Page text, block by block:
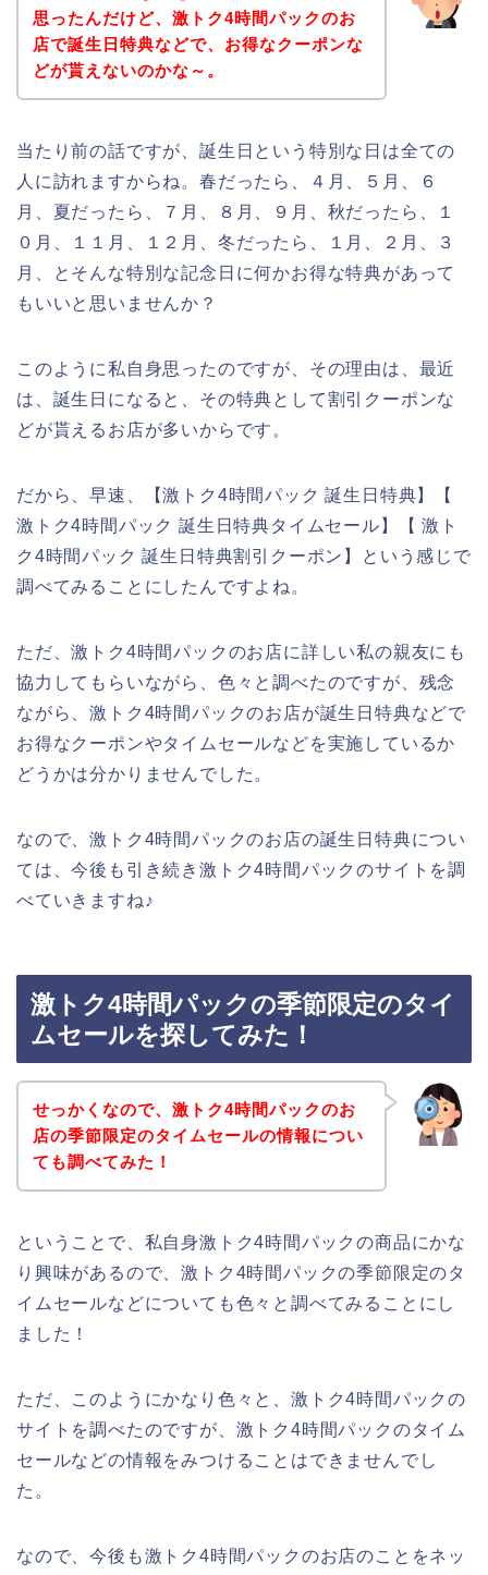
思ったんだけど、激トク4時間パックのお
店で誕生日特典などで、お得なクーポンな
どが貰えないのかな～。
当たり前の話ですが、誕生日という特別な日は全ての
人に訪れますからね。春だったら、４月、５月、６
月、夏だったら、７月、８月、９月、秋だったら、１
０月、１１月、１２月、冬だったら、１月、２月、３
月、とそんな特別な記念日に何かお得な特典があって
もいいと思いませんか？
このように私自身思ったのですが、その理由は、最近
は、誕生日になると、その特典として割引クーポンな
どが貰えるお店が多いからです。
だから、早速、【激トク4時間パック 誕生日特典】【
激トク4時間パック 誕生日特典タイムセール】【 激ト
ク4時間パック 誕生日特典割引クーポン】という感じで
調べてみることにしたんですよね。
ただ、激トク4時間パックのお店に詳しい私の親友にも
協力してもらいながら、色々と調べたのですが、残念
ながら、激トク4時間パックのお店が誕生日特典などで
お得なクーポンやタイムセールなどを実施しているか
どうかは分かりませんでした。
なので、激トク4時間パックのお店の誕生日特典につい
ては、今後も引き続き激トク4時間パックのサイトを調
べていきますね♪
激トク4時間パックの季節限定のタイ
ムセールを探してみた！
せっかくなので、激トク4時間パックのお
店の季節限定のタイムセールの情報につい
ても調べてみた！
ということで、私自身激トク4時間パックの商品にかな
り興味があるので、激トク4時間パックの季節限定のタ
イムセールなどについても色々と調べてみることにし
ました！
ただ、このようにかなり色々と、激トク4時間パックの
サイトを調べたのですが、激トク4時間パックのタイム
セールなどの情報をみつけることはできませんでし
た。
なので、今後も激トク4時間パックのお店のことをネッ